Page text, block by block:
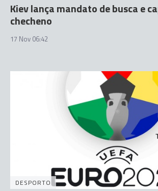
Kiev lança mandato de busca e
checheno
17 Nov 06:42
DESPORTO